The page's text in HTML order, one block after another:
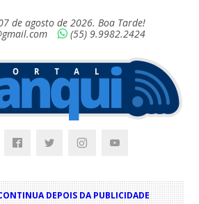
de agosto de 2026. Boa Tarde!
(55) 9.9982.2424
DEPOIS DA PUBLICIDADE